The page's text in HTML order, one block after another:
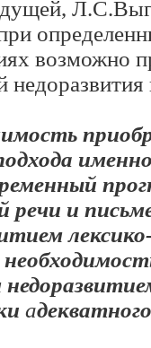
возможно
речи и
а